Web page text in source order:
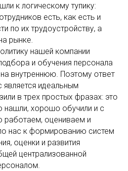
к логическому тупику:
есть, как есть и
по их трудоустройству, а
рынке.
нашей компании
и обучения персонала
внутреннюю. Поэтому ответ
является идеальным
в трех простых фразах: это
нашли, хорошо обучили и с
работаем, оцениваем и
нас к формированию систем
оценки и развития
централизованной